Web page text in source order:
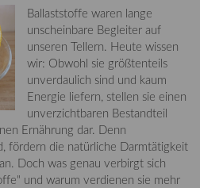
Ballaststoffe waren lange
unscheinbare Begleiter auf
unseren Tellern. Heute wissen
wir: Obwohl sie größtenteils
unverdaulich sind und kaum
Energie liefern, stellen sie einen
unverzichtbaren Bestandteil
Ernährung dar. Denn
fördern die natürliche Darmtätigkeit
Doch was genau verbirgt sich
und warum verdienen sie mehr